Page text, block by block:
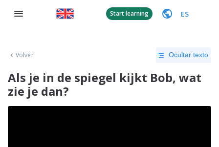
Start learning ES
Volver Ocultar texto
Als je in de spiegel kijkt Bob, wat
zie je dan?